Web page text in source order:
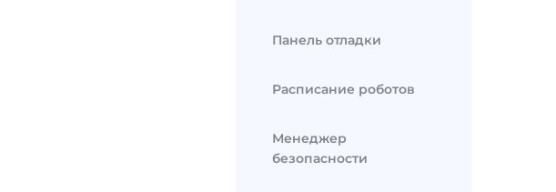
Панель отладки
Расписание роботов
Менеджер
безопасности